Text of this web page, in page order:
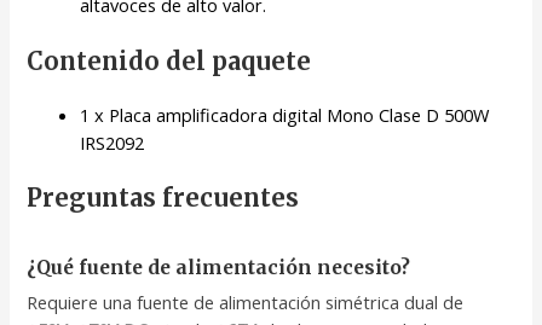
Contenido del paquete
1 x Placa amplificadora digital Mono Clase D 500W
IRS2092
Preguntas frecuentes
¿Qué fuente de alimentación necesito?
Requiere una fuente de alimentación simétrica dual de